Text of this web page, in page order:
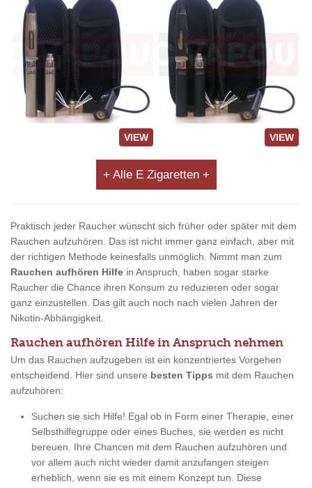
VIEW VIEW
+ Alle E Zigaretten +
Praktisch jeder Raucher wünscht sich früher oder später mit dem
Rauchen aufzuhören. Das ist nicht immer ganz einfach, aber mit
der richtigen Methode keinesfalls unmöglich. Nimmt man zum
Rauchen aufhören Hilfe in Anspruch, haben sogar starke
Raucher die Chance ihren Konsum zu reduzieren oder sogar
ganz einzustellen. Das gilt auch noch nach vielen Jahren der
Nikotin-Abhängigkeit.
Rauchen aufhören Hilfe in Anspruch nehmen
Um das Rauchen aufzugeben ist ein konzentriertes Vorgehen
entscheidend. Hier sind unsere besten Tipps mit dem Rauchen
aufzuhören:
Suchen sie sich Hilfe! Egal ob in Form einer Therapie, einer
Selbsthilfegruppe oder eines Buches, sie werden es nicht
bereuen. Ihre Chancen mit dem Rauchen aufzuhören und
vor allem auch nicht wieder damit anzufangen steigen
erheblich, wenn sie es mit einem Konzept tun. Diese